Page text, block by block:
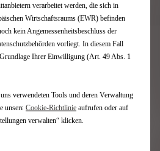
Mehrpreis, die nicht
ist.
hängen nicht nur von der
des Kraftstoffs durch das
Faktoren beeinflusst.
Mittelwerte für Kraftstoff- und
aufladbaren
verarbeitet werden, die sich in
Wirtschaftsraums (EWR) befinden
kein Angemessenheitsbeschluss der
vorliegt. In diesem Fall
Ihrer Einwilligung (Art. 49 Abs. 1
verwendeten Tools und deren Verwaltung
unsere Cookie‑Richtlinie aufrufen oder auf
verwalten“ klicken.